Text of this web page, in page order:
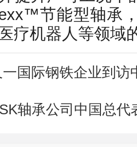
节能型轴承
疗机器人等领域
一国际钢铁企业到
轴承公司中国总